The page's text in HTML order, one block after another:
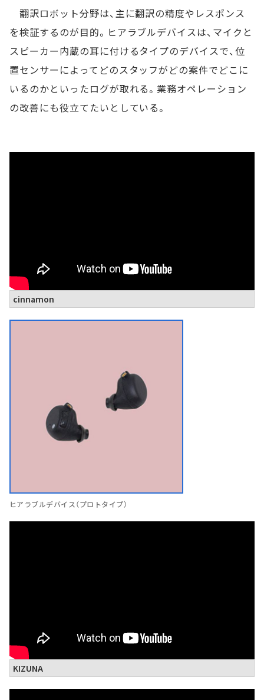
翻訳ロボット分野は、主に翻訳の精度やレスポンス
を検証するのが目的。ヒアラブルデバイスは、マイクと
スピーカー内蔵の耳に付けるタイプのデバイスで、位
置センサーによってどのスタッフがどの案件でどこに
いるのかといったログが取れる。業務オペレーション
の改善にも役立てたいとしている。
cinnamon
ヒアラブルデバイス（プロトタイプ）
KIZUNA